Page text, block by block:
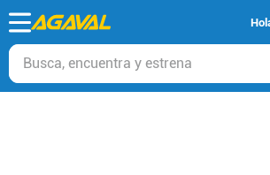
Busca, encuentra y estrena